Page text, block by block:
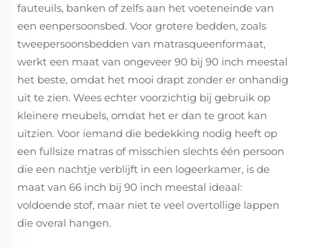
fauteuils, banken of zelfs aan het voeteneinde van
een eenpersoonsbed. Voor grotere bedden, zoals
tweepersoonsbedden van matrasqueenformaat,
werkt een maat van ongeveer 90 bij 90 inch meestal
het beste, omdat het mooi drapt zonder er onhandig
uit te zien. Wees echter voorzichtig bij gebruik op
kleinere meubels, omdat het er dan te groot kan
uitzien. Voor iemand die bedekking nodig heeft op
een fullsize matras of misschien slechts één persoon
die een nachtje verblijft in een logeerkamer, is de
maat van 66 inch bij 90 inch meestal ideaal:
voldoende stof, maar niet te veel overtollige lappen
die overal hangen.